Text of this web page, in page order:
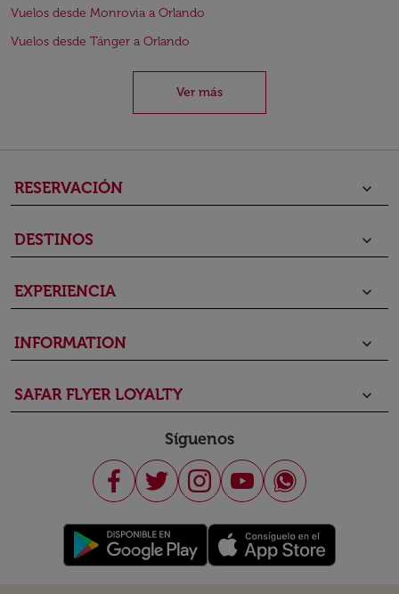
Vuelos desde Monrovia a Orlando
Vuelos desde Tánger a Orlando
Ver más
RESERVACIÓN keyboard_arrow_down
DESTINOS keyboard_arrow_down
EXPERIENCIA keyboard_arrow_down
INFORMATION keyboard_arrow_down
SAFAR FLYER LOYALTY keyboard_arrow_down
Síguenos